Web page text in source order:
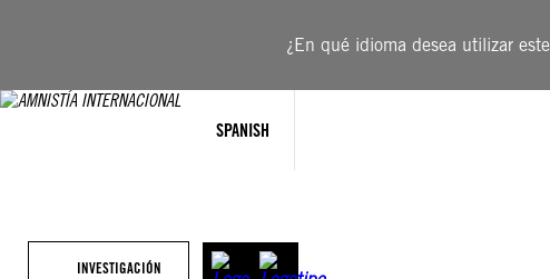
¿En qué idioma desea utilizar
SPANISH
INVESTIGACIÓN